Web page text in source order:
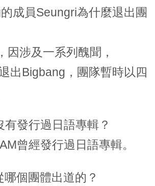
成員Seungri為什麼退出團
因涉及一系列醜聞，
出Bigbang，團隊暫時以四
有發行過日語專輯？
曾經發行過日語專輯。
哪個團體出道的？